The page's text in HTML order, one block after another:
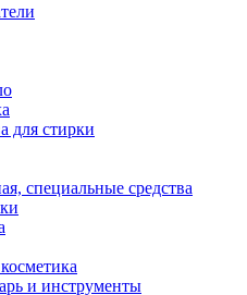
для стирки
специальные средства
и инструменты